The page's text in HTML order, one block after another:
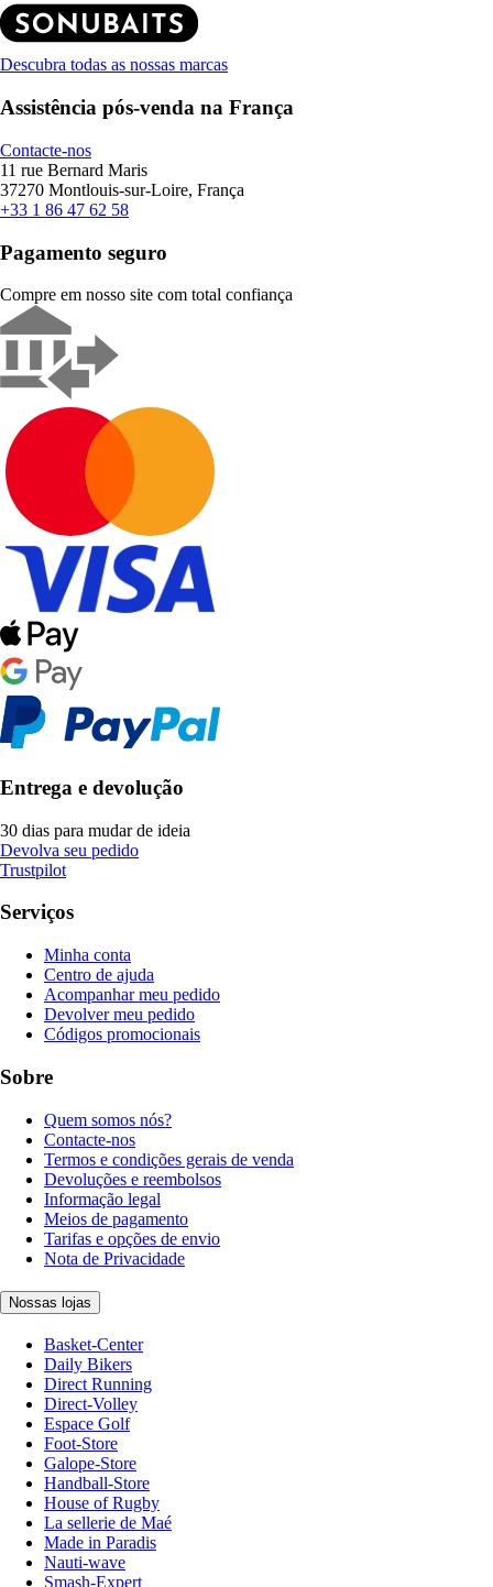
Descubra todas as nossas marcas
Assistência pós-venda na França
Contacte-nos
11 rue Bernard Maris
37270 Montlouis-sur-Loire, França
+33 1 86 47 62 58
Pagamento seguro
Compre em nosso site com total confiança
Entrega e devolução
30 dias para mudar de ideia
Devolva seu pedido
Trustpilot
Serviços
Minha conta
Centro de ajuda
Acompanhar meu pedido
Devolver meu pedido
Códigos promocionais
Sobre
Quem somos nós?
Contacte-nos
Termos e condições gerais de venda
Devoluções e reembolsos
Informação legal
Meios de pagamento
Tarifas e opções de envio
Nota de Privacidade
Nossas lojas
Basket-Center
Daily Bikers
Direct Running
Direct-Volley
Espace Golf
Foot-Store
Galope-Store
Handball-Store
House of Rugby
La sellerie de Maé
Made in Paradis
Nauti-wave
Smash-Expert